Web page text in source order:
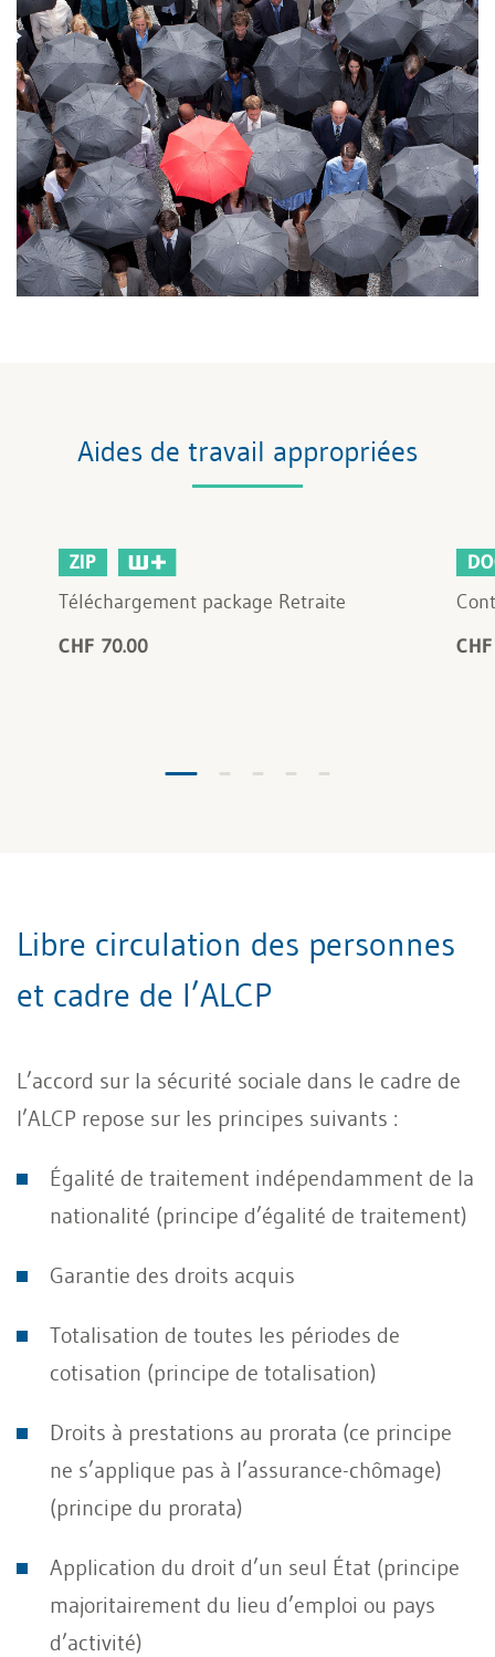
Aides de travail appropriées
ZIP
Téléchargement package Retraite
CHF 70.00
Libre circulation des personnes
et cadre de l’ALCP
L’accord sur la sécurité sociale dans le cadre de
l’ALCP repose sur les principes suivants :
Égalité de traitement indépendamment de la
nationalité (principe d’égalité de traitement)
Garantie des droits acquis
Totalisation de toutes les périodes de
cotisation (principe de totalisation)
Droits à prestations au prorata (ce principe
ne s’applique pas à l’assurance-chômage)
(principe du prorata)
Application du droit d’un seul État (principe
majoritairement du lieu d’emploi ou pays
d’activité)